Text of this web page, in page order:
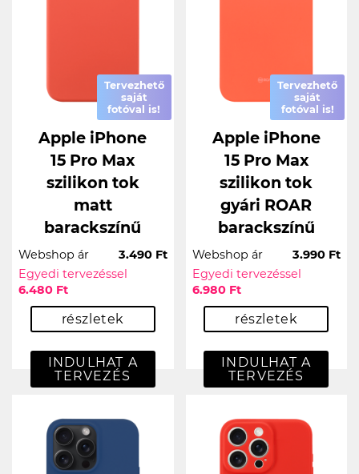
Tervezhető
saját
fotóval is!
Apple iPhone
15 Pro Max
szilikon tok
matt
barackszínű
Webshop ár
3.490 Ft
Egyedi tervezéssel
6.480 Ft
részletek
INDULHAT A
TERVEZÉS
Tervezhető
saját
fotóval is!
Apple iPhone
15 Pro Max
szilikon tok
gyári ROAR
barackszínű
Webshop ár
3.990 Ft
Egyedi tervezéssel
6.980 Ft
részletek
INDULHAT A
TERVEZÉS